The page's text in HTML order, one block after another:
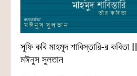
সুফি কবি মাহমুদ শাবিস্তারি-র কবিতা ||
মঈনুস সুলতান